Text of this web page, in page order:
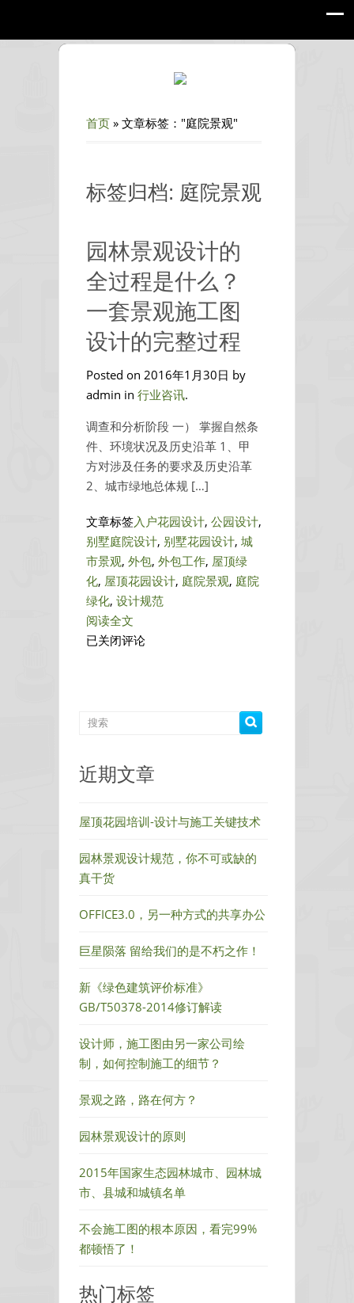
首页 » 文章标签："庭院景观"
标签归档: 庭院景观
园林景观设计的
全过程是什么？
一套景观施工图
设计的完整过程
Posted on 2016年1月30日 by
admin in 行业咨讯.
调查和分析阶段 一） 掌握自然条
件、环境状况及历史沿革 1、甲
方对涉及任务的要求及历史沿革
2、城市绿地总体规 […]
文章标签入户花园设计, 公园设计,
别墅庭院设计, 别墅花园设计, 城
市景观, 外包, 外包工作, 屋顶绿
化, 屋顶花园设计, 庭院景观, 庭院
绿化, 设计规范
阅读全文
园
设
全
程
什
么？
套
观
工
图
设
计
完
过
已关闭评论
近期文章
屋顶花园培训-设计与施工关键技术
园林景观设计规范，你不可或缺的
真干货
OFFICE3.0，另一种方式的共享办公
巨星陨落 留给我们的是不朽之作！
新《绿色建筑评价标准》
GB/T50378-2014修订解读
设计师，施工图由另一家公司绘
制，如何控制施工的细节？
景观之路，路在何方？
园林景观设计的原则
2015年国家生态园林城市、园林城
市、县城和城镇名单
不会施工图的根本原因，看完99%
都顿悟了！
热门标签